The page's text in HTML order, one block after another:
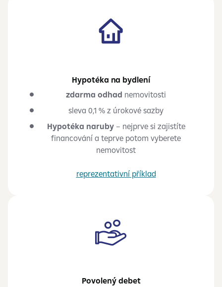
Hypotéka na bydlení
zdarma odhad nemovitosti
sleva 0,1 % z úrokové sazby
Hypotéka naruby– nejprve si zajistíte
financování a teprve potom vyberete
nemovitost
reprezentativní příklad
Povolený debet